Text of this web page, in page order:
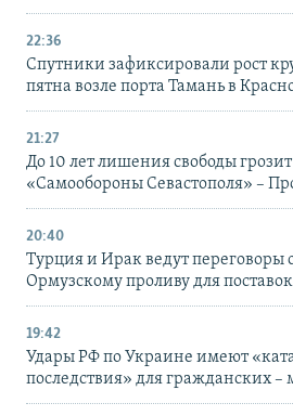
22:36
Спутники зафиксировали рост
пятна возле порта Тамань в
21:27
До 10 лет лишения свободы
«Самообороны Севастополя» –
20:40
Турция и Ирак ведут переговоры
Ормузскому проливу для
19:42
Удары РФ по Украине имеют
последствия» для гражданских